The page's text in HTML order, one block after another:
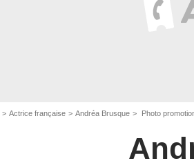
Actrice française Andréa Brusque Photo